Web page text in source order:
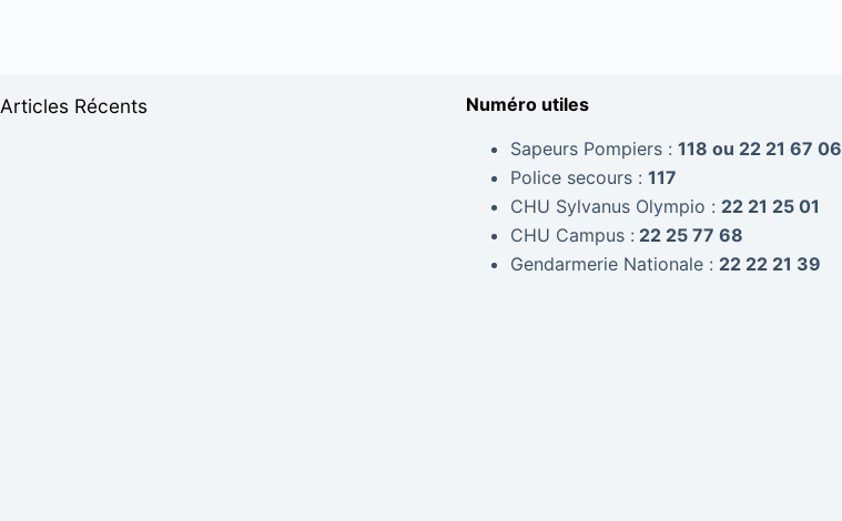
Articles Récents
Numéro utiles
Sapeurs Pompiers : 118 ou 22 21 67 06
Police secours : 117
CHU Sylvanus Olympio : 22 21 25 01
CHU Campus : 22 25 77 68
Gendarmerie Nationale : 22 22 21 39